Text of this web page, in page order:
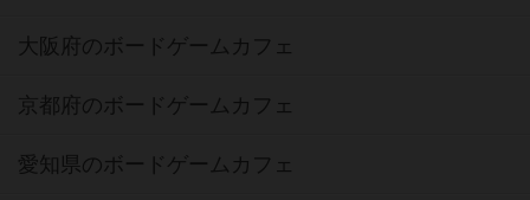
大阪府のボードゲームカフェ
京都府のボードゲームカフェ
愛知県のボードゲームカフェ